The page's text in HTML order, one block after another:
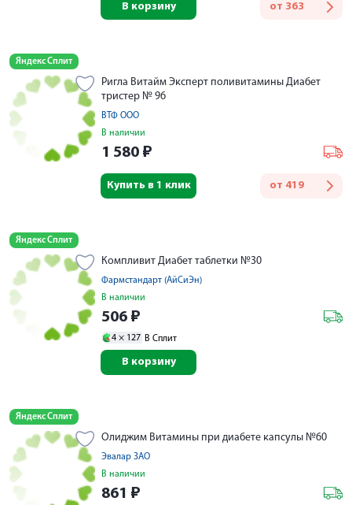
от 363
В корзину
Яндекс Сплит
Ригла Витайм Эксперт поливитамины Диабет
тристер № 96
ВТФ ООО
В наличии
1 580 ₽
от 419
Купить в 1 клик
Яндекс Сплит
Компливит Диабет таблетки №30
Фармстандарт (АйСиЭн)
В наличии
506 ₽
4 × 127 В Сплит
В корзину
Яндекс Сплит
Олиджим Витамины при диабете капсулы №60
Эвалар ЗАО
В наличии
861 ₽